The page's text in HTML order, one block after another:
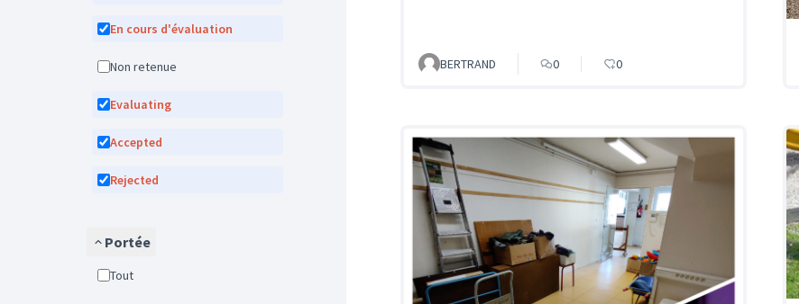
En cours d'évaluation
Non retenue
Evaluating
Accepted
Rejected
Portée
Tout
BERTRAND 0 0